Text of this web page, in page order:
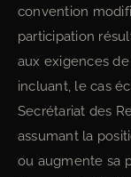
convention
participation
aux exigences de
incluant, le cas
Secrétariat des
assumant la
ou augmente sa